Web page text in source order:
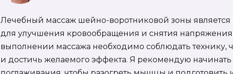
Лечебный массаж шейно-воротниковой зоны
для улучшения кровообращения и снятия
выполнении массажа необходимо соблюдать технику,
и достичь желаемого эффекта. Я рекомендую начинать